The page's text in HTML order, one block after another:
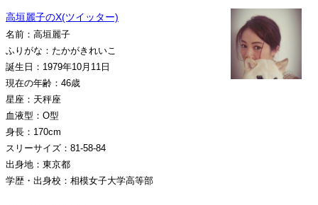
高垣麗子のX(ツイッター)
名前：高垣麗子
ふりがな：たかがきれいこ
誕生日：1979年10月11日
現在の年齢：46歳
星座：天秤座
血液型：O型
身長：170cm
スリーサイズ：81-58-84
出身地：東京都
学歴・出身校：相模女子大学高等部